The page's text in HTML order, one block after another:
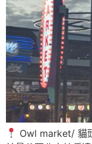
Owl market/ 貓